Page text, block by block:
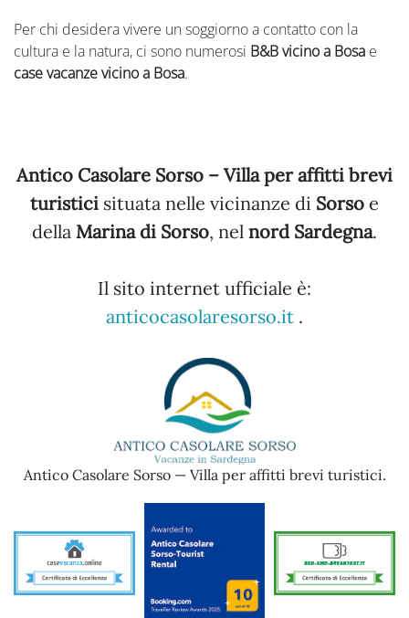
Per chi desidera vivere un soggiorno a contatto con la
cultura e la natura, ci sono numerosi B&B vicino a Bosa e
case vacanze vicino a Bosa.
Antico Casolare Sorso – Villa per affitti brevi
turistici situata nelle vicinanze di Sorso e
della Marina di Sorso, nel nord Sardegna.
Il sito internet ufficiale è:
anticocasolaresorso.it .
Antico Casolare Sorso — Villa per affitti brevi turistici.